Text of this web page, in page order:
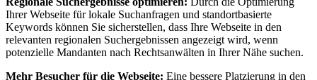
Ihrer Webseite für lokale Suchanfragen und standortbasierte
Keywords können Sie sicherstellen, dass Ihre Webseite in den
relevanten regionalen Suchergebnissen angezeigt wird, wenn
potenzielle Mandanten nach Rechtsanwälten in Ihrer Nähe suchen.
Mehr Besucher für die Webseite: Eine bessere Platzierung in den